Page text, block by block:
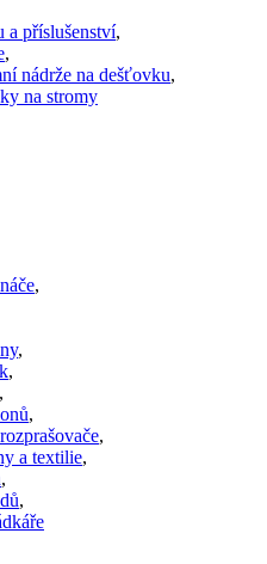
a příslušenství,
,
nádrže na dešťovku,
na stromy
,
,
,
,
,
,
a textilie,
,
,